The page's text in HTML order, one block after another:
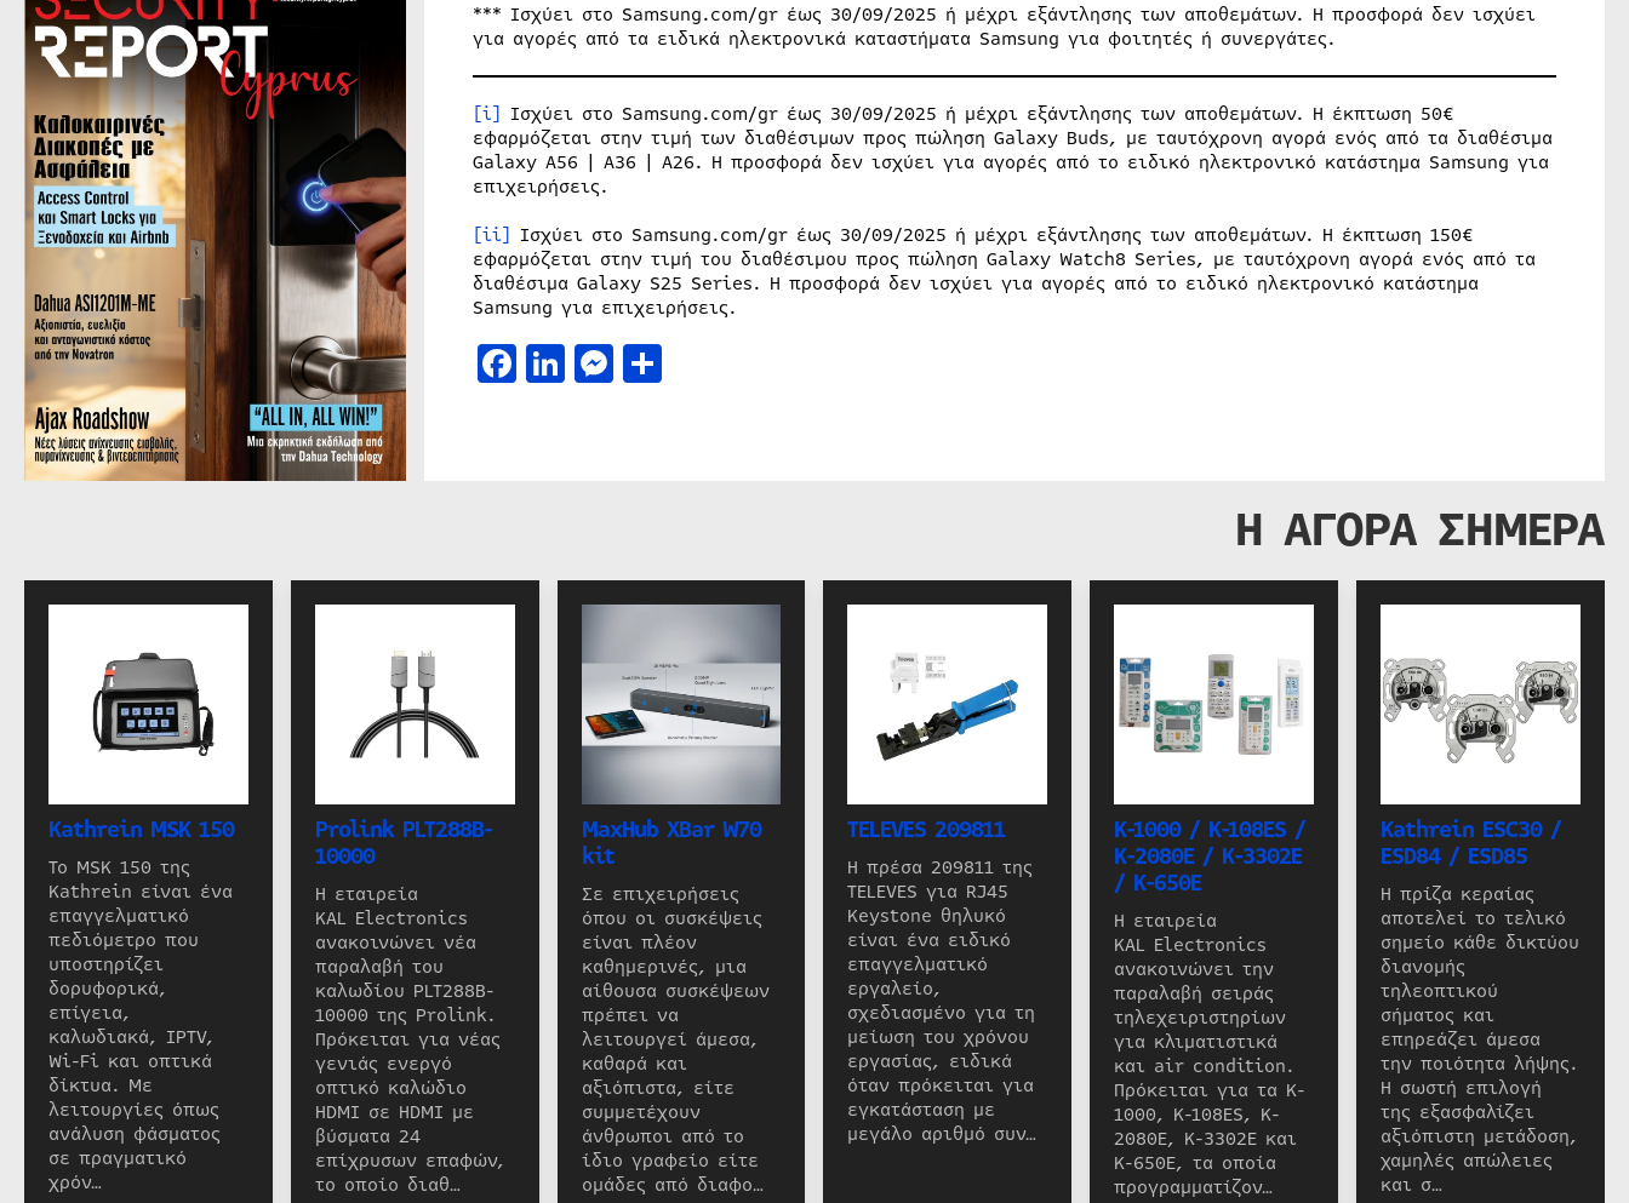
*** Ισχύει στο Samsung.com/gr έως 30/09/2025 ή μέχρι εξάντλησης των αποθεμάτων. Η προσφορά δεν ισχύει
για αγορές από τα ειδικά ηλεκτρονικά καταστήματα Samsung για φοιτητές ή συνεργάτες.
[i] Ισχύει στο Samsung.com/gr έως 30/09/2025 ή μέχρι εξάντλησης των αποθεμάτων. Η έκπτωση 50€
εφαρμόζεται στην τιμή των διαθέσιμων προς πώληση Galaxy Buds, με ταυτόχρονη αγορά ενός από τα διαθέσιμα
Galaxy A56 | A36 | A26. Η προσφορά δεν ισχύει για αγορές από το ειδικό ηλεκτρονικό κατάστημα Samsung για
επιχειρήσεις.
[ii] Ισχύει στο Samsung.com/gr έως 30/09/2025 ή μέχρι εξάντλησης των αποθεμάτων. Η έκπτωση 150€
εφαρμόζεται στην τιμή του διαθέσιμου προς πώληση Galaxy Watch8 Series, με ταυτόχρονη αγορά ενός από τα
διαθέσιμα Galaxy S25 Series. Η προσφορά δεν ισχύει για αγορές από το ειδικό ηλεκτρονικό κατάστημα
Samsung για επιχειρήσεις.
Facebook
LinkedIn
Messenger
Μοιραστείτε
Η ΑΓΟΡΑ ΣΗΜΕΡΑ
Kathrein MSK 150
Το MSK 150 της
Kathrein είναι ένα
επαγγελματικό
πεδιόμετρο που
υποστηρίζει
δορυφορικά,
επίγεια,
καλωδιακά, IPTV,
Wi-Fi και οπτικά
δίκτυα. Με
λειτουργίες όπως
ανάλυση φάσματος
σε πραγματικό
χρόν…
Prolink PLT288B-
10000
Η εταιρεία
KAL Electronics
ανακοινώνει νέα
παραλαβή του
καλωδίου PLT288B-
10000 της Prolink.
Πρόκειται για νέας
γενιάς ενεργό
οπτικό καλώδιο
HDMI σε HDMI με
βύσματα 24
επίχρυσων επαφών,
το οποίο διαθ…
MaxHub XBar W70
kit
Σε επιχειρήσεις
όπου οι συσκέψεις
είναι πλέον
καθημερινές, μια
αίθουσα συσκέψεων
πρέπει να
λειτουργεί άμεσα,
καθαρά και
αξιόπιστα, είτε
συμμετέχουν
άνθρωποι από το
ίδιο γραφείο είτε
ομάδες από διαφο…
TELEVES 209811
Η πρέσα 209811 της
TELEVES για RJ45
Keystone θηλυκό
είναι ένα ειδικό
επαγγελματικό
εργαλείο,
σχεδιασμένο για τη
μείωση του χρόνου
εργασίας, ειδικά
όταν πρόκειται για
εγκατάσταση με
μεγάλο αριθμό συν…
K-1000 / K-108ES /
K-2080E / K-3302E
/ K-650E
Η εταιρεία
KAL Electronics
ανακοινώνει την
παραλαβή σειράς
τηλεχειριστηρίων
για κλιματιστικά
και air condition.
Πρόκειται για τα K-
1000, K-108ES, K-
2080E, K-3302E και
K-650E, τα οποία
προγραμματίζον…
Kathrein ESC30 /
ESD84 / ESD85
Η πρίζα κεραίας
αποτελεί το τελικό
σημείο κάθε δικτύου
διανομής
τηλεοπτικού
σήματος και
επηρεάζει άμεσα
την ποιότητα λήψης.
Η σωστή επιλογή
της εξασφαλίζει
αξιόπιστη μετάδοση,
χαμηλές απώλειες
και σ…